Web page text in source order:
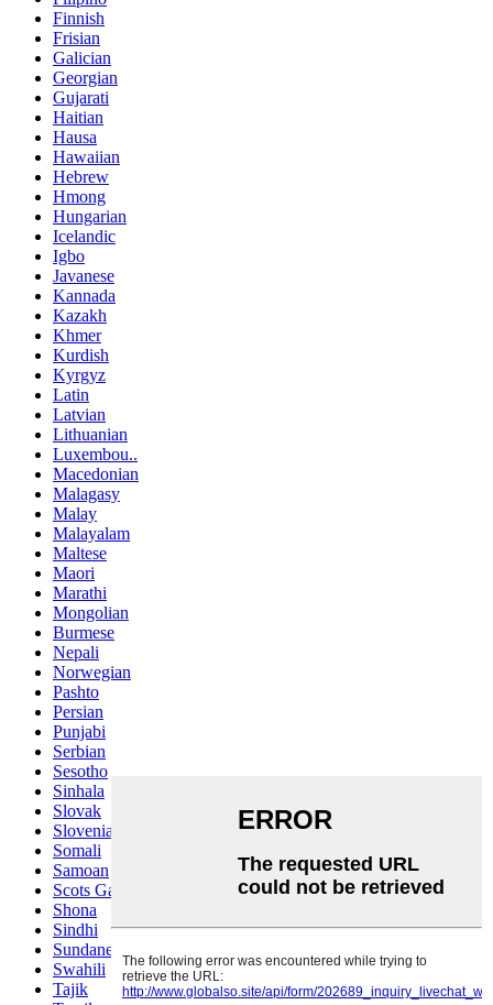
Finnish
Frisian
Galician
Georgian
Gujarati
Haitian
Hausa
Hawaiian
Hebrew
Hmong
Hungarian
Icelandic
Igbo
Javanese
Kannada
Kazakh
Khmer
Kurdish
Kyrgyz
Latin
Latvian
Lithuanian
Luxembou..
Macedonian
Malagasy
Malay
Malayalam
Maltese
Maori
Marathi
Mongolian
Burmese
Nepali
Norwegian
Pashto
Persian
Punjabi
Serbian
Sesotho
Sinhala
Slovak
Slovenian
Somali
Samoan
Scots Gaelic
Shona
Sindhi
Sundanese
Swahili
Tajik